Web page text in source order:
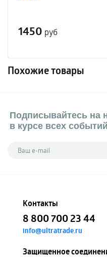
1450 руб
Похожие товары
Подписывайтесь на
в курсе всех событий
Контакты
8 800 700 23 44
info@ultratrade.ru
Защищенное